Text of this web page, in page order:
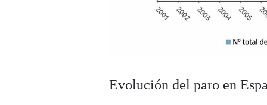
Evolución del paro en